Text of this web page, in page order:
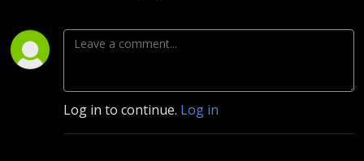
Log in to continue. Log in